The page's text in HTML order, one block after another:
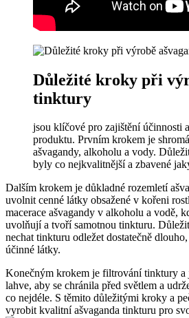
Důležité kroky při
tinktury
jsou klíčové pro zajištění účinnosti
produktu. Prvním krokem je
ašvagandy, alkoholu a vody.
byly co nejkvalitnější a zbavené
Dalším krokem je důkladné rozemletí
uvolnit cenné látky obsažené v kořeni
macerace ašvagandy v alkoholu a vodě,
uvolňují a tvoří samotnou tinkturu.
nechat tinkturu odležet dostatečně
účinné látky.
Konečným krokem je filtrování tinktury a
lahve, aby se chránila před světlem a
co nejdéle. S těmito důležitými kroky a
vyrobit kvalitní ašvaganda tinkturu pro